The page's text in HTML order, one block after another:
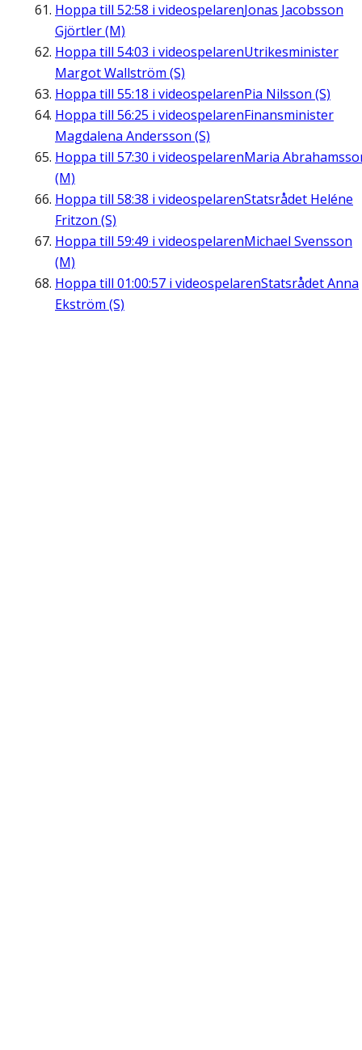
Hoppa till 52:58 i videospelarenJonas Jacobsson
Gjörtler (M)
Hoppa till 54:03 i videospelarenUtrikesminister
Margot Wallström (S)
Hoppa till 55:18 i videospelarenPia Nilsson (S)
Hoppa till 56:25 i videospelarenFinansminister
Magdalena Andersson (S)
Hoppa till 57:30 i videospelarenMaria
(M)
Hoppa till 58:38 i videospelarenStatsrådet Heléne
Fritzon (S)
Hoppa till 59:49 i videospelarenMichael Svensson
(M)
Hoppa till 01:00:57 i videospelarenStatsrådet Anna
Ekström (S)